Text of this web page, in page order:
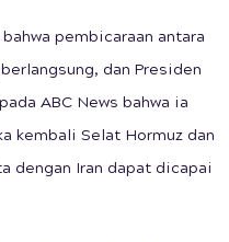
pembicaraan antara
dan Presiden
ABC News bahwa ia
kembali Selat Hormuz dan
dengan Iran dapat dicapai